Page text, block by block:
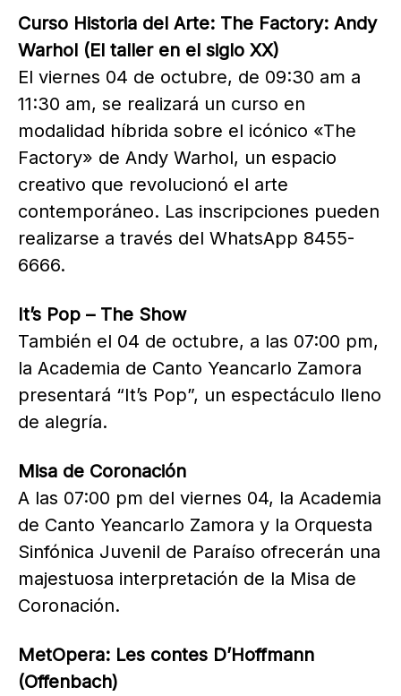
Curso Historia del Arte: The Factory: Andy
Warhol (El taller en el siglo XX)
El viernes 04 de octubre, de 09:30 am a
11:30 am, se realizará un curso en
modalidad híbrida sobre el icónico «The
Factory» de Andy Warhol, un espacio
creativo que revolucionó el arte
contemporáneo. Las inscripciones pueden
realizarse a través del WhatsApp 8455-
6666.
It’s Pop – The Show
También el 04 de octubre, a las 07:00 pm,
la Academia de Canto Yeancarlo Zamora
presentará “It’s Pop”, un espectáculo lleno
de alegría.
Misa de Coronación
A las 07:00 pm del viernes 04, la Academia
de Canto Yeancarlo Zamora y la Orquesta
Sinfónica Juvenil de Paraíso ofrecerán una
majestuosa interpretación de la Misa de
Coronación.
MetOpera: Les contes D’Hoffmann
(Offenbach)